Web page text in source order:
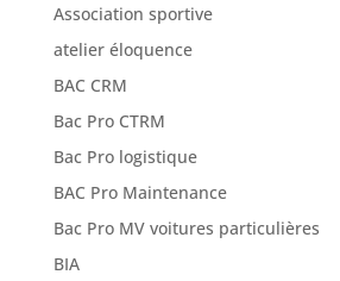
Association sportive
atelier éloquence
BAC CRM
Bac Pro CTRM
Bac Pro logistique
BAC Pro Maintenance
Bac Pro MV voitures particulières
BIA